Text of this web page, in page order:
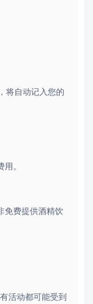
将自动记入您的
。
免费提供酒精饮
活动都可能受到